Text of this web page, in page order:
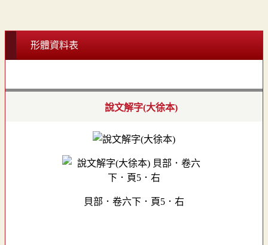
形體資料表
說文解字(大徐本)
貝部．卷六下．頁5．右